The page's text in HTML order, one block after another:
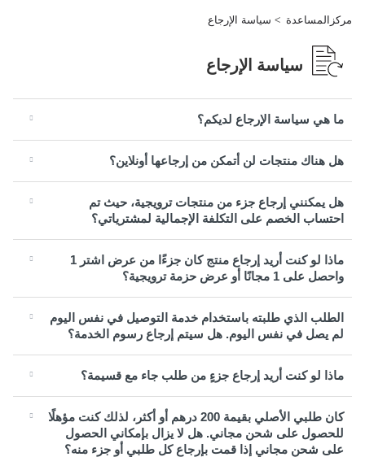
مركزالمساعدة سياسة الإرجاع
سياسة الإرجاع
ما هي سياسة الإرجاع لديكم؟
هل هناك منتجات لن أتمكن من إرجاعها أونلاين؟
هل يمكنني إرجاع جزء من منتجات ترويجية، حيث تم
احتساب الخصم على التكلفة الإجمالية لمشترياتي؟
ماذا لو كنت أريد إرجاع منتج كان جزءًا من عرض اشتر 1
واحصل على 1 مجانًا أو عرض حزمة ترويجية؟
الطلب الذي طلبته باستخدام خدمة التوصيل في نفس اليوم
لم يصل في نفس اليوم. هل سيتم إرجاع رسوم الخدمة؟
ماذا لو كنت أريد إرجاع جزءٍ من طلب جاء مع قسيمة؟
كان طلبي الأصلي بقيمة 200 درهم أو أكثر، لذلك كنت مؤهلًا
للحصول على شحن مجاني. هل لا يزال بإمكاني الحصول
على شحن مجاني إذا قمت بإرجاع كل طلبي أو جزء منه؟